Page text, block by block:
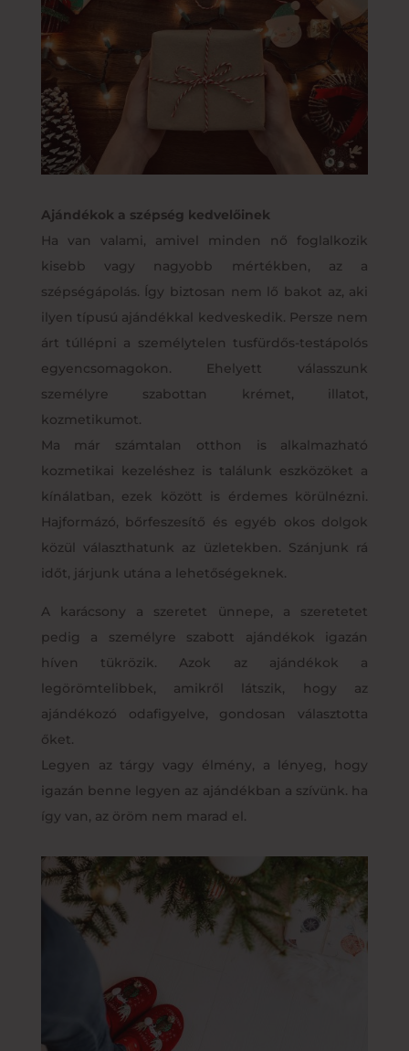
Ajándékok a szépség kedvelőinek
Ha van valami, amivel minden nő foglalkozik
kisebb vagy nagyobb mértékben, az a
szépségápolás. Így biztosan nem lő bakot az, aki
ilyen típusú ajándékkal kedveskedik. Persze nem
árt túllépni a személytelen tusfürdős-testápolós
egyencsomagokon. Ehelyett válasszunk
személyre szabottan krémet, illatot,
kozmetikumot.
Ma már számtalan otthon is alkalmazható
kozmetikai kezeléshez is találunk eszközöket a
kínálatban, ezek között is érdemes körülnézni.
Hajformázó, bőrfeszesítő és egyéb okos dolgok
közül választhatunk az üzletekben. Szánjunk rá
időt, járjunk utána a lehetőségeknek.
A karácsony a szeretet ünnepe, a szeretetet
pedig a személyre szabott ajándékok igazán
híven tükrözik. Azok az ajándékok a
legörömtelibbek, amikről látszik, hogy az
ajándékozó odafigyelve, gondosan választotta
őket.
Legyen az tárgy vagy élmény, a lényeg, hogy
igazán benne legyen az ajándékban a szívünk. ha
így van, az öröm nem marad el.